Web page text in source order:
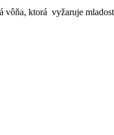
ktorá vyžaruje